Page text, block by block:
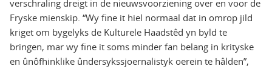
verschraling dreigt in de nieuwsvoorziening over en voor de
Fryske mienskip. “Wy fine it hiel normaal dat in omrop jild
kriget om bygelyks de Kulturele Haadstêd yn byld te
bringen, mar wy fine it soms minder fan belang in krityske
en ûnôfhinklike ûndersykssjoernalistyk oerein te hâlden”,